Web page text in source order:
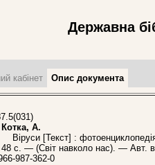
Державна
кабінет Опис документа
Котка, А.
Віруси [Текст] :
48 с. — (Світ навколо нас). — Авт.
987-362-0